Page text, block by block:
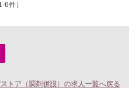
件）
ストア（調剤併設）の求人一覧へ戻る